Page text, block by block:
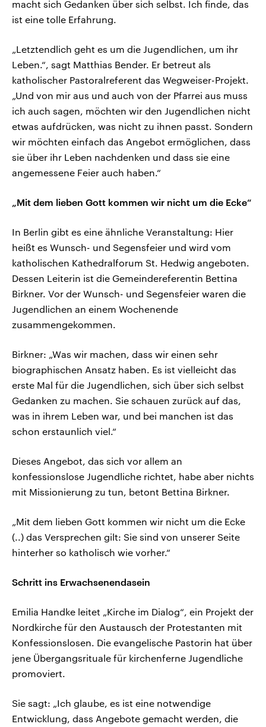
macht sich Gedanken über sich selbst. Ich finde, das
ist eine tolle Erfahrung.
„Letztendlich geht es um die Jugendlichen, um ihr
Leben.“, sagt Matthias Bender. Er betreut als
katholischer Pastoralreferent das Wegweiser-Projekt.
„Und von mir aus und auch von der Pfarrei aus muss
ich auch sagen, möchten wir den Jugendlichen nicht
etwas aufdrücken, was nicht zu ihnen passt. Sondern
wir möchten einfach das Angebot ermöglichen, dass
sie über ihr Leben nachdenken und dass sie eine
angemessene Feier auch haben.“
„Mit dem lieben Gott kommen wir nicht um die Ecke“
In Berlin gibt es eine ähnliche Veranstaltung: Hier
heißt es Wunsch- und Segensfeier und wird vom
katholischen Kathedralforum St. Hedwig angeboten.
Dessen Leiterin ist die Gemeindereferentin Bettina
Birkner. Vor der Wunsch- und Segensfeier waren die
Jugendlichen an einem Wochenende
zusammengekommen.
Birkner: „Was wir machen, dass wir einen sehr
biographischen Ansatz haben. Es ist vielleicht das
erste Mal für die Jugendlichen, sich über sich selbst
Gedanken zu machen. Sie schauen zurück auf das,
was in ihrem Leben war, und bei manchen ist das
schon erstaunlich viel.“
Dieses Angebot, das sich vor allem an
konfessionslose Jugendliche richtet, habe aber nichts
mit Missionierung zu tun, betont Bettina Birkner.
„Mit dem lieben Gott kommen wir nicht um die Ecke
(..) das Versprechen gilt: Sie sind von unserer Seite
hinterher so katholisch wie vorher.“
Schritt ins Erwachsenendasein
Emilia Handke leitet „Kirche im Dialog“, ein Projekt der
Nordkirche für den Austausch der Protestanten mit
Konfessionslosen. Die evangelische Pastorin hat über
jene Übergangsrituale für kirchenferne Jugendliche
promoviert.
Sie sagt: „Ich glaube, es ist eine notwendige
Entwicklung, dass Angebote gemacht werden, die